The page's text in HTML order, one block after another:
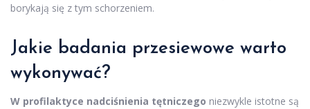
borykają się z tym schorzeniem.
Jakie badania przesiewowe warto
wykonywać?
W profilaktyce nadciśnienia tętniczego niezwykle istotne są